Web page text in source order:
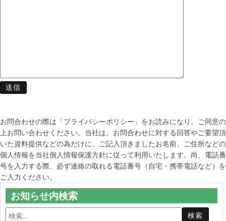
お問合わせの際は「プライバシーポリシー」をお読みになり、ご同意の
上お問い合わせください。当社は、お問合わせに対する回答やご要望頂
いた資料提供などの為だけに、ご記入頂きましたお名前、ご住所などの
個人情報を当社個人情報保護方針に従って利用いたします。尚、電話番
号を入力する際、必ず連絡の取れる電話番号（自宅・携帯電話など）を
ご入力ください。
お知らせ内検索